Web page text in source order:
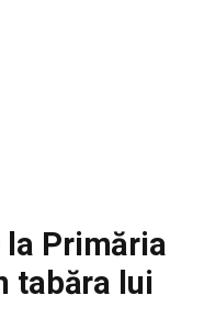
la Primăria
tabăra lui